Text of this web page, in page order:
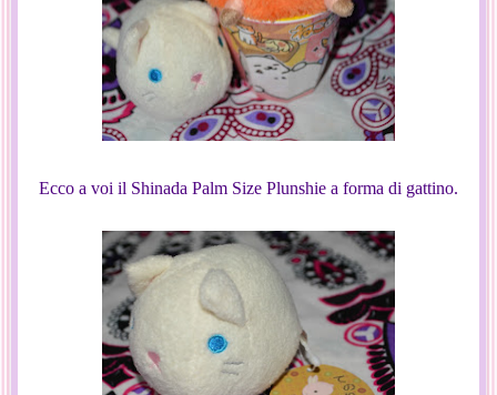
Ecco a voi il Shinada Palm Size Plunshie a forma di gattino.